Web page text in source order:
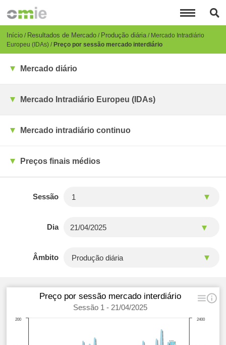
para
conteúdo
principal
Breadcrumb
Início Resultados de Mercado Produção diária Mercado Intradiário
Europeu (IDAs) Preço por sessão mercado interdiário
Mercado diário
Mercado Intradiário Europeu (IDAs)
Mercado intradiário continuo
Preços finais médios
Sessão
Dia
Âmbito
Preço por sessão mercado interdiário
Sessão 1 - 21/04/2025
2400
200